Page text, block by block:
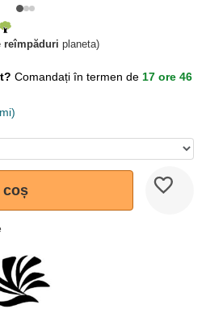
reîmpăduri planeta)
Comandați în termen de 17 ore 46
coș